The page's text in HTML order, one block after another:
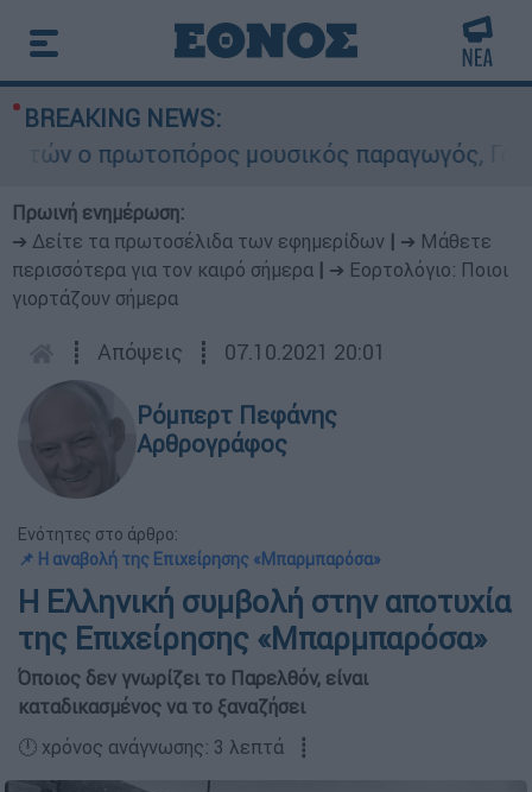
BREAKING NEWS:
ο πρωτοπόρος μουσικός παραγωγός,
Πρωινή ενημέρωση:
➔ Δείτε τα πρωτοσέλιδα των εφημερίδων
➔ Μάθετε
περισσότερα για τον καιρό σήμερα
➔ Εορτολόγιο: Ποιοι
γιορτάζουν σήμερα
┋ Απόψεις ┋ 07.10.2021 20:01
Ρόμπερτ Πεφάνης
Αρθρογράφος
Ενότητες στο άρθρο:
📌 Η αναβολή της Επιχείρησης «Μπαρμπαρόσα»
Η Ελληνική συμβολή στην αποτυχία
της Επιχείρησης «Μπαρμπαρόσα»
Όποιος δεν γνωρίζει το Παρελθόν, είναι
καταδικασμένος να το ξαναζήσει
🕛 χρόνος ανάγνωσης: 3 λεπτά ┋